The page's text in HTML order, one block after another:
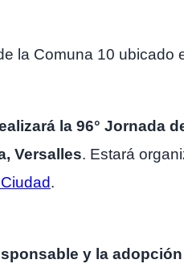
la Comuna 10 ubicado
la 96° Jornada
Versalles. Estará
.
y la